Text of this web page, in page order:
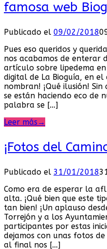
famosa web
Publicado el 09/02/2018
Pues eso queridos y
nos acabamos de enterar
artículo sobre lipedema
digital de La Bioguía, en
nombran! ¡Qué ilusión!
se están haciendo eco de
palabra se […]
Leer más →
¡Fotos del
Publicado el 31/01/2018
Como era de esperar la
alta. ¡Qué bien que este
tan bien! ¡Un aplauso
Torrejón y a los
participantes por estas
dejamos con unas fotos
al final nos […]